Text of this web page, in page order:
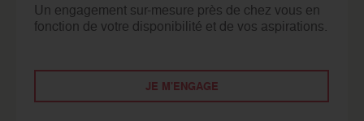
Un engagement sur-mesure près de chez vous en
fonction de votre disponibilité et de vos aspirations.
JE M'ENGAGE